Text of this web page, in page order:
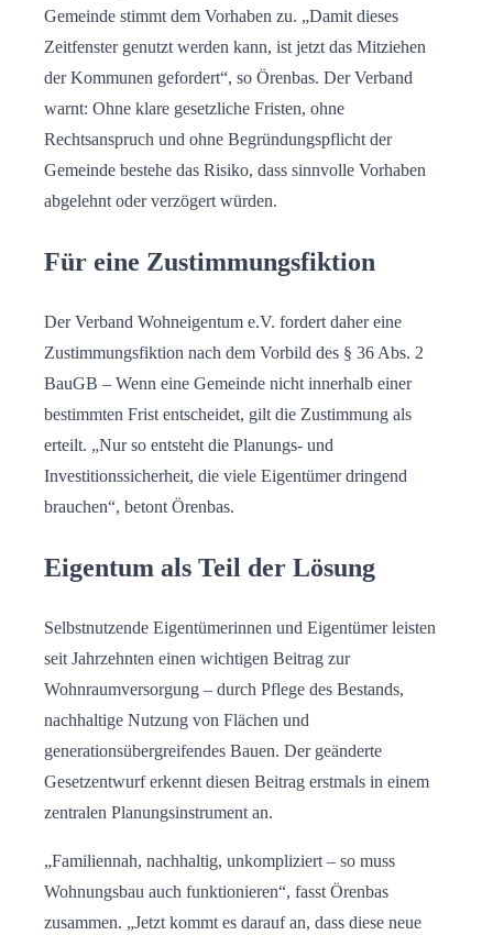
Gemeinde stimmt dem Vorhaben zu. „Damit dieses
Zeitfenster genutzt werden kann, ist jetzt das Mitziehen
der Kommunen gefordert“, so Örenbas. Der Verband
warnt: Ohne klare gesetzliche Fristen, ohne
Rechtsanspruch und ohne Begründungspflicht der
Gemeinde bestehe das Risiko, dass sinnvolle Vorhaben
abgelehnt oder verzögert würden.
Für eine Zustimmungsfiktion
Der Verband Wohneigentum e.V. fordert daher eine
Zustimmungsfiktion nach dem Vorbild des § 36 Abs. 2
BauGB – Wenn eine Gemeinde nicht innerhalb einer
bestimmten Frist entscheidet, gilt die Zustimmung als
erteilt. „Nur so entsteht die Planungs- und
Investitionssicherheit, die viele Eigentümer dringend
brauchen“, betont Örenbas.
Eigentum als Teil der Lösung
Selbstnutzende Eigentümerinnen und Eigentümer leisten
seit Jahrzehnten einen wichtigen Beitrag zur
Wohnraumversorgung – durch Pflege des Bestands,
nachhaltige Nutzung von Flächen und
generationsübergreifendes Bauen. Der geänderte
Gesetzentwurf erkennt diesen Beitrag erstmals in einem
zentralen Planungsinstrument an.
„Familiennah, nachhaltig, unkompliziert – so muss
Wohnungsbau auch funktionieren“, fasst Örenbas
zusammen. „Jetzt kommt es darauf an, dass diese neue